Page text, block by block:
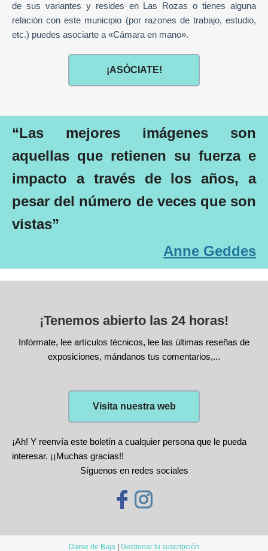
de sus variantes y resides en Las Rozas o tienes alguna
relación con este municipio (por razones de trabajo, estudio,
etc.) puedes asociarte a «Cámara en mano».
¡ASÓCIATE!
“Las mejores imágenes son
aquellas que retienen su fuerza e
impacto a través de los años, a
pesar del número de veces que son
vistas”
Anne Geddes
¡Tenemos abierto las 24 horas!
Infórmate, lee artículos técnicos, lee las últimas reseñas de
exposiciones, mándanos tus comentarios,...
Visita nuestra web
¡Ah! Y reenvía este boletín a cualquier persona que le pueda
interesar. ¡¡Muchas gracias!!
Síguenos en redes sociales
Darse de Baja Gestionar tu suscripción